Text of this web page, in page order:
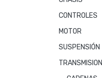
CONTROLES
MOTOR
SUSPENSIÓN
TRANSMISION